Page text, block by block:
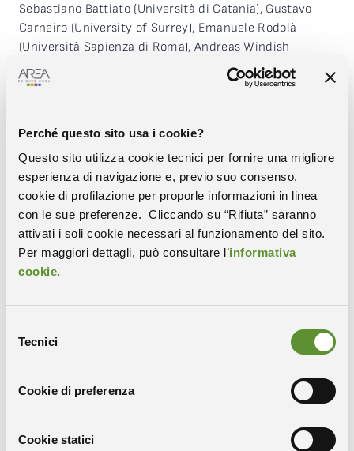
Perché questo sito usa i cookie?
Questo sito utilizza cookie tecnici per fornire una migliore
esperienza di navigazione e, previo suo consenso,
cookie di profilazione per proporle informazioni in linea
con le sue preferenze. Cliccando su “Rifiuta” saranno
attivati i soli cookie necessari al funzionamento del sito.
Per maggiori dettagli, può consultare l’informativa
cookie.
delTecnici
Cookie di preferenza
Cookie statici
Sebastiano Battiato (Università di Catania), Gustavo
Carneiro (University of Surrey), Emanuele Rodolà
(Università Sapienza di Roma), Andreas Windish
(Joanneum research) e Stefano Zanero (Politecnico di
Milano).
opportunità di networking tra ricercatori e altri
professionisti del settore. Tra i partecipanti di questa
edizione, ben 19 i professionisti provenienti da
importanti aziende regionali e nazionali e 16 i
ricercatori e dottorandi di realtà universitarie italiane
ed europee (Francia, Regno Unito e Lituania le
principali).
Oltre che per le sessioni di studio e approfondimento,
pomeridiani, condotti da
, quest’anno a cura di aziende ed enti quali
Joanneum research, Lenovo, SISSA, Università di Udine,
Datamantix, R-Tree Technologies, Università di Modena